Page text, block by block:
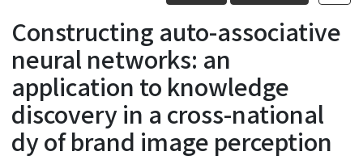
Statistics
Constructing auto-associative
neural networks: an
application to knowledge
discovery in a cross-national
dy of brand image perception